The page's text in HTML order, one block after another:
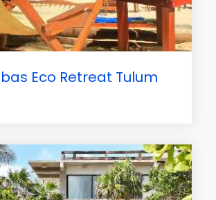
Eco Retreat Tulum